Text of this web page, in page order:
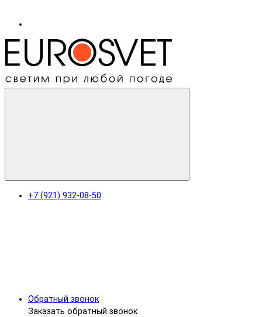
+7 (921) 932-08-50
Обратный звонок
Заказать обратный звонок